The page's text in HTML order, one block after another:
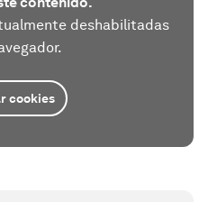
deshabilitadas
cookies